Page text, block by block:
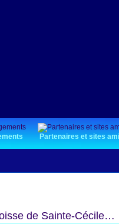
Partenaires et sites
de Sainte-Cécile…